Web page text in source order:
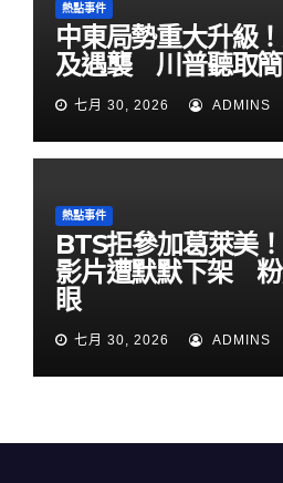
熱點事件
中東局勢重大升級
及遇襲 川普聽取
七月 30, 2026 ADMINS
熱點事件
BTS拒參加葛萊美
影片遭默默下架
眼
七月 30, 2026 ADMINS